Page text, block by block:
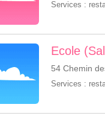
Services :
Ecole
54 Chemin
Services :